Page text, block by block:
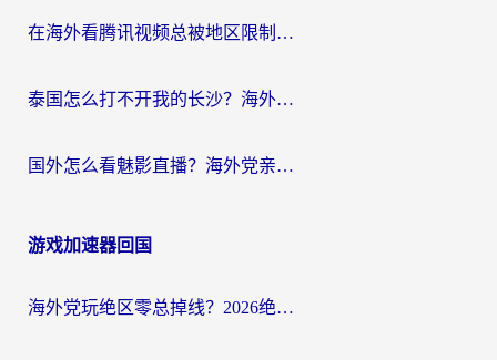
在海外看腾讯视频总被地区限制？选对回国加速器，还能解决泰国政务网和蜻蜓FM卡顿问题
泰国怎么打不开我的长沙？海外党追剧看片的破局指南
国外怎么看魅影直播？海外党亲测有效的回国加速指南（附听歌、看央视VIP技巧）
游戏加速器回国
海外党玩绝区零总掉线？2026绝区零加速器推荐+跨平台国服游戏加速攻略